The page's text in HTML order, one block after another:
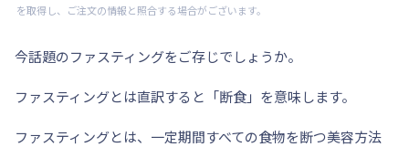
を取得し、ご注文の情報と照合する場合がございます。
今話題のファスティングをご存じでしょうか。
ファスティングとは直訳すると 「断食」 を意味します。
ファスティングとは、 一定期間すべての食物を断つ美容方法